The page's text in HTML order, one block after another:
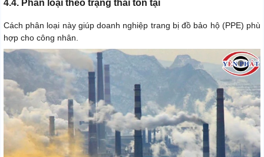
4.4. Phân loại theo trạng thái tồn tại
Cách phân loại này giúp doanh nghiệp trang bị đồ bảo hộ (PPE) phù
hợp cho công nhân.